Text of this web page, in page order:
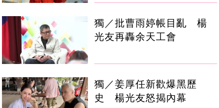
獨／批曹雨婷帳目亂 楊
光友再轟余天工會
獨／姜厚任新歡爆黑歷
史 楊光友怒揭內幕